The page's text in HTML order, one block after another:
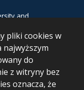
pliki cookies w
najwyższym
do
z witryny bez
oznacza, że
and
project
European
and
Grant